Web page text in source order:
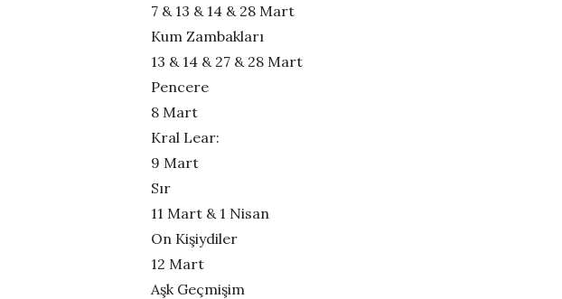
7 & 13 & 14 & 28 Mart
Kum Zambakları
13 & 14 & 27 & 28 Mart
Pencere
8 Mart
Kral Lear:
9 Mart
Sır
11 Mart & 1 Nisan
On Kişiydiler
12 Mart
Aşk Geçmişim